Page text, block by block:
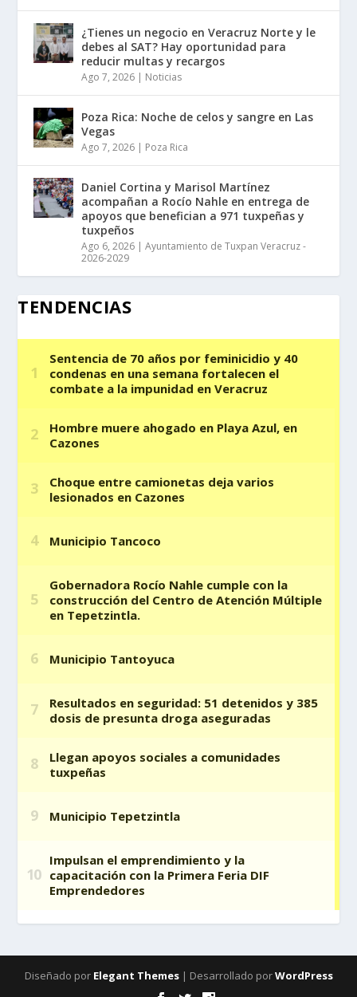
¿Tienes un negocio en Veracruz Norte y le
debes al SAT? Hay oportunidad para
reducir multas y recargos
Ago 7, 2026 | Noticias
Poza Rica: Noche de celos y sangre en Las
Vegas
Ago 7, 2026 | Poza Rica
Daniel Cortina y Marisol Martínez
acompañan a Rocío Nahle en entrega de
apoyos que benefician a 971 tuxpeñas y
tuxpeños
Ago 6, 2026 |Ayuntamiento de Tuxpan Veracruz -
2026-2029
TENDENCIAS
Diseñado por Elegant Themes| Desarrollado porWordPress